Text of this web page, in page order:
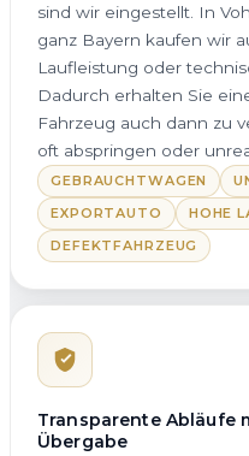
sind wir eingestellt. In
ganz Bayern kaufen wir
Laufleistung oder
Dadurch erhalten Sie
Fahrzeug auch dann zu
oft abspringen oder
GEBRAUCHTWAGEN
EXPORTAUTO
HOHE
DEFEKTFAHRZEUG
Transparente Abläufe
Übergabe